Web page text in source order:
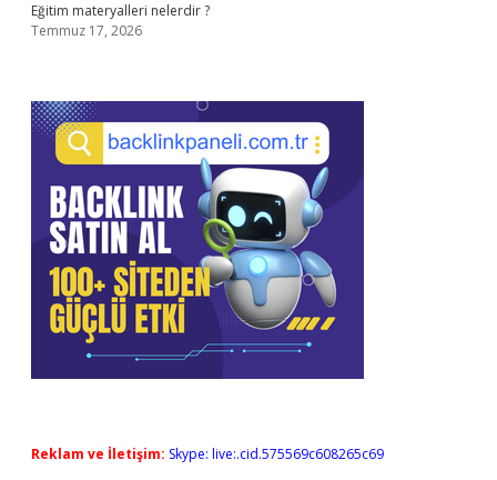
Eğitim materyalleri nelerdir ?
Temmuz 17, 2026
Reklam ve İletişim: Skype: live:.cid.575569c608265c69